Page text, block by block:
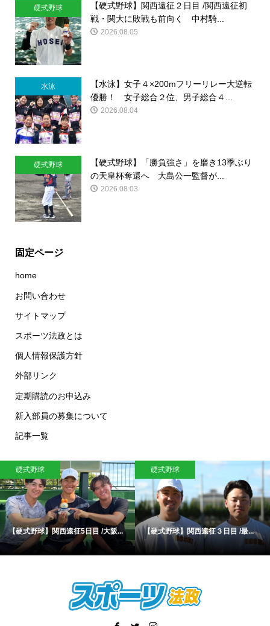
硬式野球
【硬式野球】関西遠征２日目 /関西遠征初
戦・関大に敗戦も前向く 中村騎...
2026.08.05
水泳
【水泳】女子４×200mフリーリレー大逆転
優勝！ 女子総合２位、男子総合４...
2026.08.04
硬式野球
【硬式野球】「勝負強さ」を磨き13季ぶり
の天皇杯奪還へ 大島公一監督が...
2026.08.03
固定ページ
home
お問い合わせ
サイトマップ
スポーツ法政とは
個人情報保護方針
外部リンク
定期購読のお申込み
新入部員の募集について
記事一覧
硬式野球
【硬式野球】関西遠征5日目 /大阪...
硬式野球
【硬式野球】関西遠征３日目 /最...